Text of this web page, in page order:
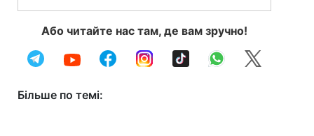
Або читайте нас там, де вам зручно!
Більше по темі: